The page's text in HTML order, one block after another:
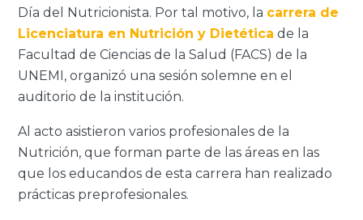
Día del Nutricionista. Por tal motivo, la carrera de
Licenciatura en Nutrición y Dietética de la
Facultad de Ciencias de la Salud (FACS) de la
UNEMI, organizó una sesión solemne en el
auditorio de la institución.
Al acto asistieron varios profesionales de la
Nutrición, que forman parte de las áreas en las
que los educandos de esta carrera han realizado
prácticas preprofesionales.